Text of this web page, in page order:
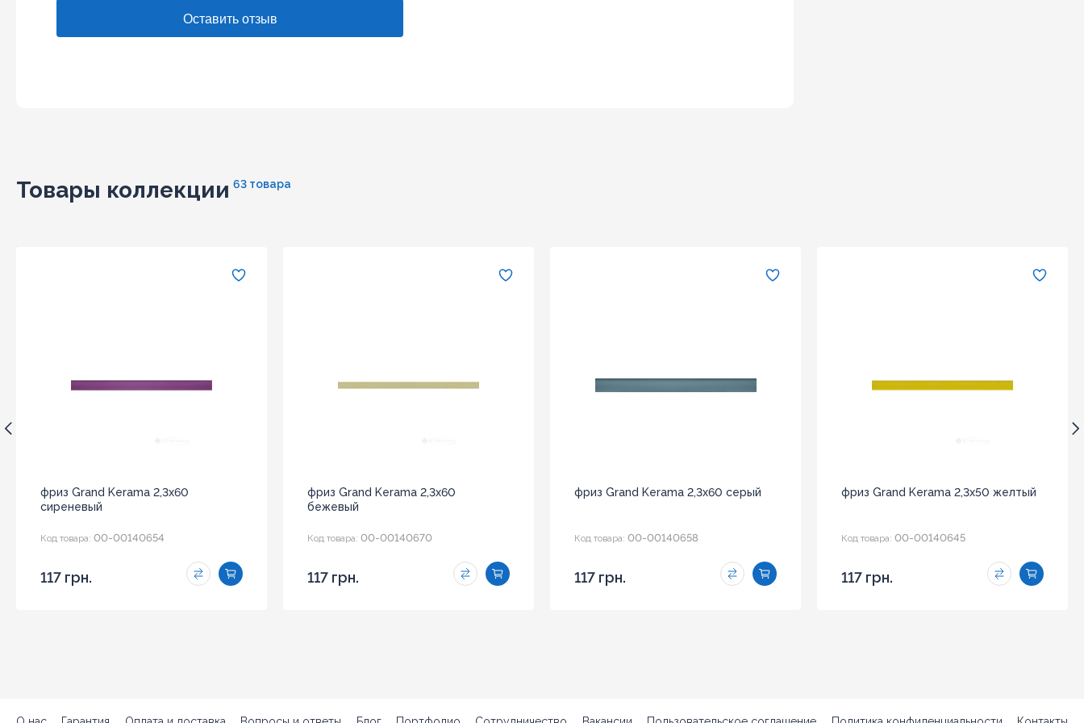
Товары коллекции 63 товара
фриз Grand Kerama 2,3x60
сиреневый
Код товара: 00-00140654
117 грн.
фриз Grand Kerama 2,3x60
бежевый
Код товара: 00-00140670
117 грн.
фриз Grand Kerama 2,3x60 серый
Код товара: 00-00140658
117 грн.
фриз Grand Kerama 2,3x50 желтый
Код товара: 00-00140645
117 грн.